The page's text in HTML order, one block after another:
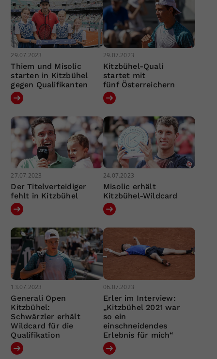
29.07.2023
Thiem und Misolic
starten in Kitzbühel
gegen Qualifikanten
29.07.2023
Kitzbühel-Quali
startet mit
fünf Österreichern
27.07.2023
Der Titelverteidiger
fehlt in Kitzbühel
24.07.2023
Misolic erhält
Kitzbühel-Wildcard
13.07.2023
Generali Open
Kitzbühel:
Schwärzler erhält
Wildcard für die
Qualifikation
06.07.2023
Erler im Interview:
„Kitzbühel 2021 war
so ein
einschneidendes
Erlebnis für mich“